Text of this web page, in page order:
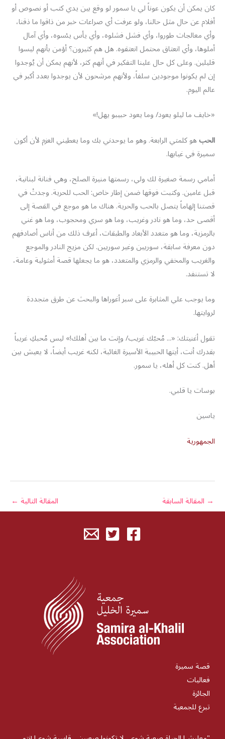
كان يمكن أن يكون عوناً لي يا سمور لو وقع بين يدي كتب أو نصوص أو
أفلام عن حال مثل حالنا، ولو عرفت أي صراعات خبر من ذاقوا ما ذقنا،
وأي معالجات طوروا، وأي فشل فشلوه، وأي يأس يئسوه، وأي آمال
أملوها، وأي انعتاق محتمل انعتقوه. هل هم كثيرون؟ أؤمن بأنهم ليسوا
قليلين. وعلى كل حال علينا التفكير في أنهم كثر، لأنهم يمكن أن يُوجدوا
إن لم يكونوا موجودين سلفاً، ولأنهم مرشحون لأن يوجدوا بعدد أكبر في
عالم اليوم.
«خايف ما ليلو يعود/ وما يعود حبيبو يهل!»
الحبهو كلمتي الرابعة. وهو ما يوحدني بك وما يعطيني العزم لأن أكون
سميرة في غيابها.
أمامي رسمة صغيرة لك ولي، رسمتها منيرة الصلح، وهي فنانة لبنانية،
قبل عامين. وكتبت فوقها ضمن إطار خاص: الحب للحرية. وجدتْ في
قصتنا إلهاماً يتصل بالحب والحرية. هناك ما هو موجع في القصة إلى
أقصى حد، وما هو نادر وغريب، وما هو سري ومحجوب، وما هو غني
بالرمزية، وما هو متعدد الأبعاد والطبقات، أعرف ذلك من أناس أصادفهم
دون معرفة سابقة، سوريين وغير سوريين. لكن مزيج النادر والموجع
والغريب والمخفي والرمزي والمتعدد، هو ما يجعلها قصة أمثولية وعامة،
لا تستنفد.
وما يوجب علي المثابرة على سبر أغوراها والبحث عن طرق متجددة
لروايتها.
تقول أغنيتك: «... مُحبّك غريب/ وإنت ما بين أهلك!» ليس مُحبكِ غريباً
بقدرك أنت، أيتها الحبيبة الأسيرة الغائبة، لكنه غريب أيضاً، لا يعيش بين
أهل. كنت كل أهله، يا سمور.
بوسات يا قلبي.
ياسين
الجمهورية
→ المقالة السابقة المقالة التالية ←
قصة سميرة
فعاليات
الجائزة
تبرع للجمعية